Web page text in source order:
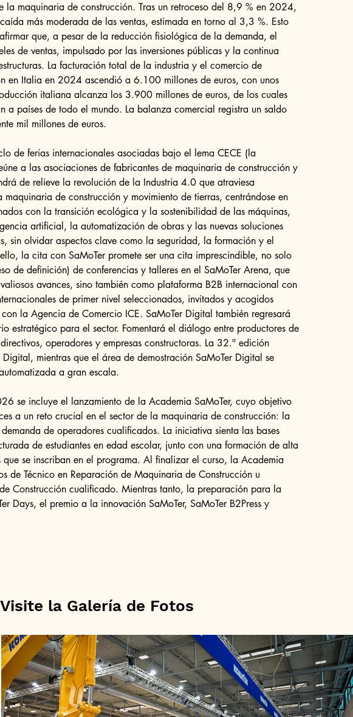
la maquinaria de construcción. Tras un retroceso del 8,9 % en 2024,
más moderada de las ventas, estimada en torno al 3,3 %. Esto
que, a pesar de la reducción fisiológica de la demanda, el
de ventas, impulsado por las inversiones públicas y la continua
La facturación total de la industria y el comercio de
en Italia en 2024 ascendió a 6.100 millones de euros, con unos
italiana alcanza los 3.900 millones de euros, de los cuales
a países de todo el mundo. La balanza comercial registra un saldo
mil millones de euros.
de ferias internacionales asociadas bajo el lema CECE (la
a las asociaciones de fabricantes de maquinaria de construcción y
de relieve la revolución de la Industria 4.0 que atraviesa
maquinaria de construcción y movimiento de tierras, centrándose en
con la transición ecológica y la sostenibilidad de las máquinas,
artificial, la automatización de obras y las nuevas soluciones
sin olvidar aspectos clave como la seguridad, la formación y el
la cita con SaMoTer promete ser una cita imprescindible, no solo
de definición) de conferencias y talleres en el SaMoTer Arena, que
avances, sino también como plataforma B2B internacional con
de primer nivel seleccionados, invitados y acogidos
la Agencia de Comercio ICE. SaMoTer Digital también regresará
estratégico para el sector. Fomentará el diálogo entre productores de
operadores y empresas constructoras. La 32.ª edición
mientras que el área de demostración SaMoTer Digital se
a gran escala.
se incluye el lanzamiento de la Academia SaMoTer, cuyo objetivo
a un reto crucial en el sector de la maquinaria de construcción: la
de operadores cualificados. La iniciativa sienta las bases
de estudiantes en edad escolar, junto con una formación de alta
se inscriban en el programa. Al finalizar el curso, la Academia
de Técnico en Reparación de Maquinaria de Construcción u
Construcción cualificado. Mientras tanto, la preparación para la
Days, el premio a la innovación SaMoTer, SaMoTer B2Press y
Visite la Galería de Fotos